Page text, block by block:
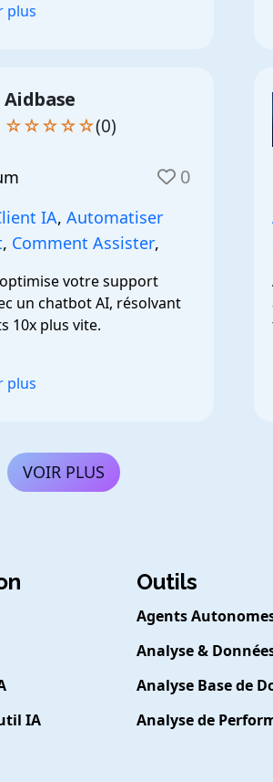
plus
Aidbase
☆☆☆☆☆(0)
0
IA, Automatiser
, Comment Assister,
votre support
un chatbot AI, résolvant
10x plus vite.
plus
VOIR PLUS
IA
Outils
Agents
Analyse &
Analyse Base de
Analyse de